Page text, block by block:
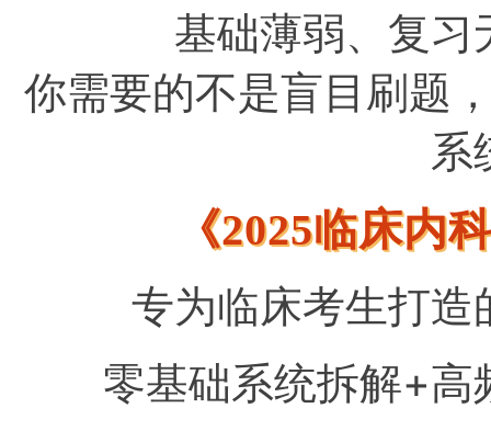
基础薄弱、复习
你需要的不是盲目刷题
系
《2025临床内
专为临床考生打造
零基础系统拆解+